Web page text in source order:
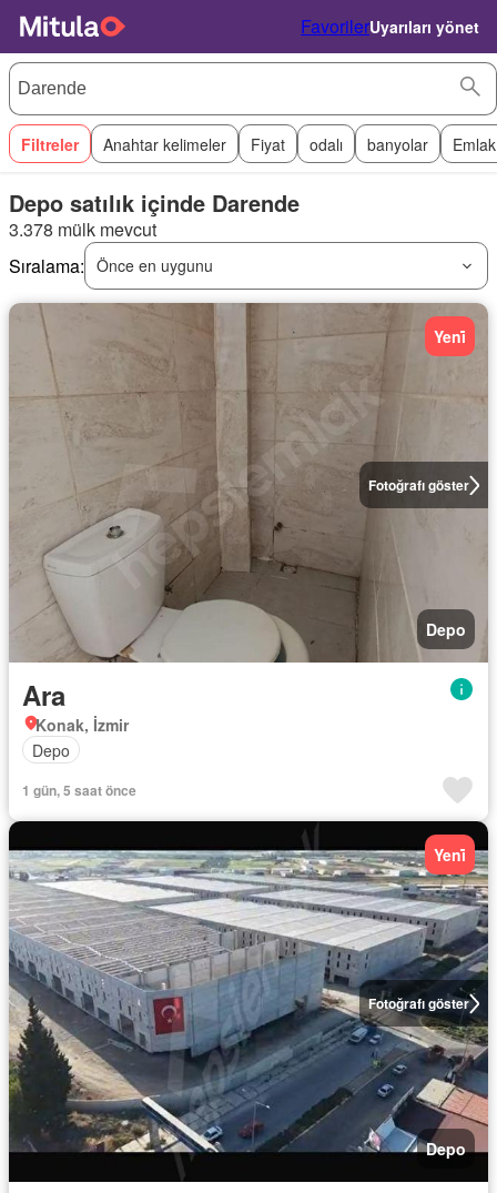
FavorilerUyarıları yönet
Filtreler Anahtar kelimeler Fiyat odalı banyolar
Depo satılık içinde Darende
3.378 mülk mevcut
Sıralama: Önce en uygunu
Fotoğrafı göster
Yeni̇
Depo
Ara
Konak, İzmir
Depo
1 gün, 5 saat önce
Fotoğrafı göster
Yeni̇
Depo